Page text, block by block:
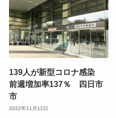
139人が新型コロナ感染
前週増加率137％ 四日市
市
2022年11月12日